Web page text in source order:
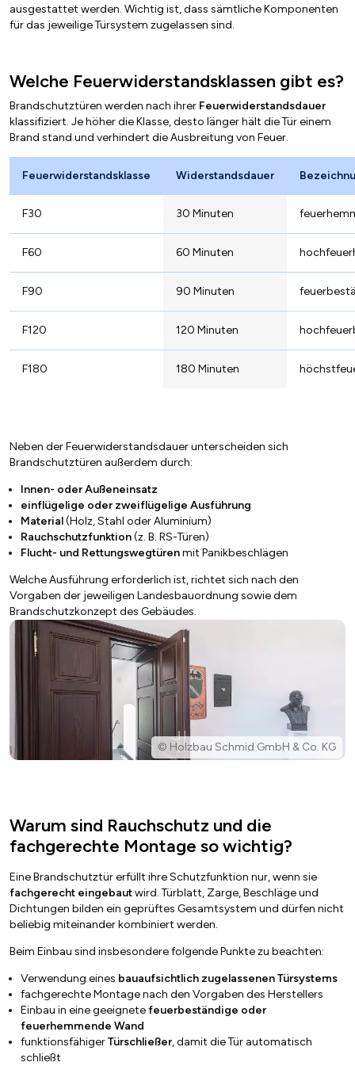
ausgestattet werden. Wichtig ist, dass sämtliche Komponenten
für das jeweilige Türsystem zugelassen sind.
Welche Feuerwiderstandsklassen gibt es?
Brandschutztüren werden nach ihrer Feuerwiderstandsdauer
klassifiziert. Je höher die Klasse, desto länger hält die Tür einem
Brand stand und verhindert die Ausbreitung von Feuer.
Feuerwiderstandsklasse Widerstandsdauer
F30 30 Minuten
F60 60 Minuten
F90 90 Minuten
F120 120 Minuten
F180 180 Minuten
Neben der Feuerwiderstandsdauer unterscheiden sich
Brandschutztüren außerdem durch:
Innen- oder Außeneinsatz
einflügelige oder zweiflügelige Ausführung
Material(Holz, Stahl oder Aluminium)
Rauchschutzfunktion(z. B. RS-Türen)
Flucht- und Rettungswegtürenmit Panikbeschlägen
Welche Ausführung erforderlich ist, richtet sich nach den
Vorgaben der jeweiligen Landesbauordnung sowie dem
Brandschutzkonzept des Gebäudes.
© Holzbau Schmid GmbH & Co. KG
Warum sind Rauchschutz und die
fachgerechte Montage so wichtig?
Eine Brandschutztür erfüllt ihre Schutzfunktion nur, wenn sie
fachgerecht eingebautwird. Türblatt, Zarge, Beschläge und
Dichtungen bilden ein geprüftes Gesamtsystem und dürfen nicht
beliebig miteinander kombiniert werden.
Beim Einbau sind insbesondere folgende Punkte zu beachten:
Verwendung eines bauaufsichtlich zugelassenen Türsystems
fachgerechte Montage nach den Vorgaben des Herstellers
Einbau in eine geeignetefeuerbeständige oder
feuerhemmende Wand
funktionsfähigerTürschließer, damit die Tür automatisch
schließt